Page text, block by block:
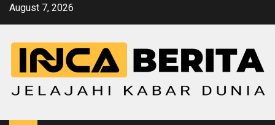
SkipAugust 7, 2026